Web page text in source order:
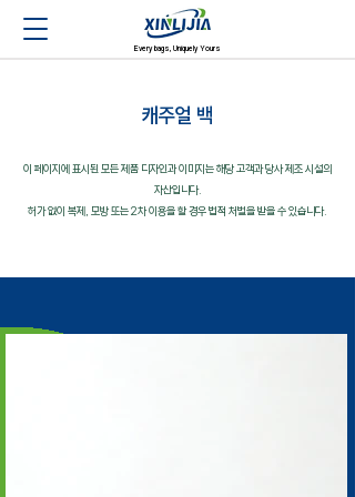
Every bags, Uniquely Yours
캐주얼 백
이 페이지에 표시된 모든 제품 디자인과 이미지는 해당 고객과 당사 제조 시설의
자산입니다.
허가 없이 복제, 모방 또는 2차 이용을 할 경우 법적 처벌을 받을 수 있습니다.